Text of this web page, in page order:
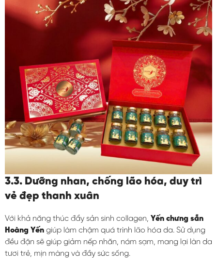
3.3. Dưỡng nhan, chống lão hóa, duy trì
vẻ đẹp thanh xuân
Với khả năng thúc đẩy sản sinh collagen, Yến chưng sẵn
Hoàng Yến giúp làm chậm quá trình lão hóa da. Sử dụng
đều đặn sẽ giúp giảm nếp nhăn, nám sạm, mang lại làn da
tươi trẻ, mịn màng và đầy sức sống.